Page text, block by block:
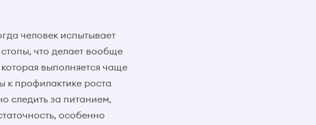
человек испытывает
что делает вообще
выполняется чаще
к профилактике роста
следить за питанием,
особенно